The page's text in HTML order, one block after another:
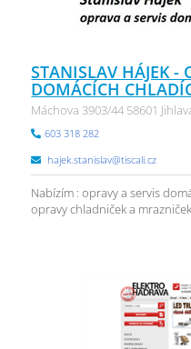
STANISLAV HÁJEK -
DOMÁCÍCH
Máchova 3903/44 58601
603 318 282
hajek.stanislav@tiscali.cz
Nabízím : opravy a servis
opravy chladniček a